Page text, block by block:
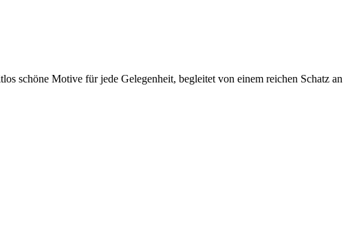
schöne Motive für jede Gelegenheit, begleitet von einem reichen Schatz an